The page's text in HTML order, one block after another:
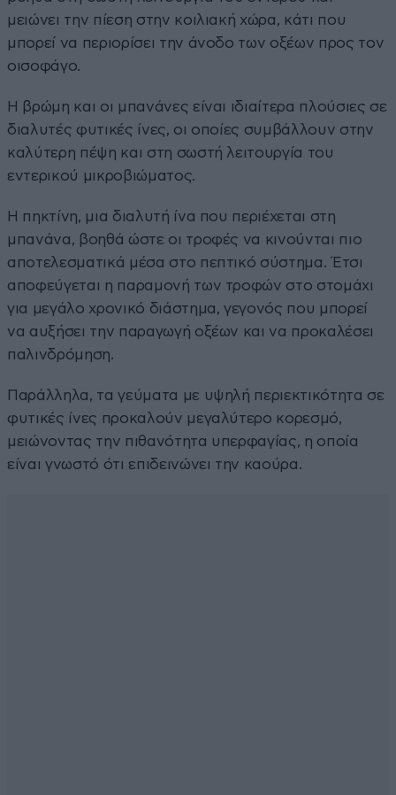
μειώνει την πίεση στην κοιλιακή χώρα, κάτι που
μπορεί να περιορίσει την άνοδο των οξέων προς τον
οισοφάγο.
Η βρώμη και οι μπανάνες είναι ιδιαίτερα πλούσιες σε
διαλυτές φυτικές ίνες, οι οποίες συμβάλλουν στην
καλύτερη πέψη και στη σωστή λειτουργία του
εντερικού μικροβιώματος.
Η πηκτίνη, μια διαλυτή ίνα που περιέχεται στη
μπανάνα, βοηθά ώστε οι τροφές να κινούνται πιο
αποτελεσματικά μέσα στο πεπτικό σύστημα. Έτσι
αποφεύγεται η παραμονή των τροφών στο στομάχι
για μεγάλο χρονικό διάστημα, γεγονός που μπορεί
να αυξήσει την παραγωγή οξέων και να προκαλέσει
παλινδρόμηση.
Παράλληλα, τα γεύματα με υψηλή περιεκτικότητα σε
φυτικές ίνες προκαλούν μεγαλύτερο κορεσμό,
μειώνοντας την πιθανότητα υπερφαγίας, η οποία
είναι γνωστό ότι επιδεινώνει την καούρα.